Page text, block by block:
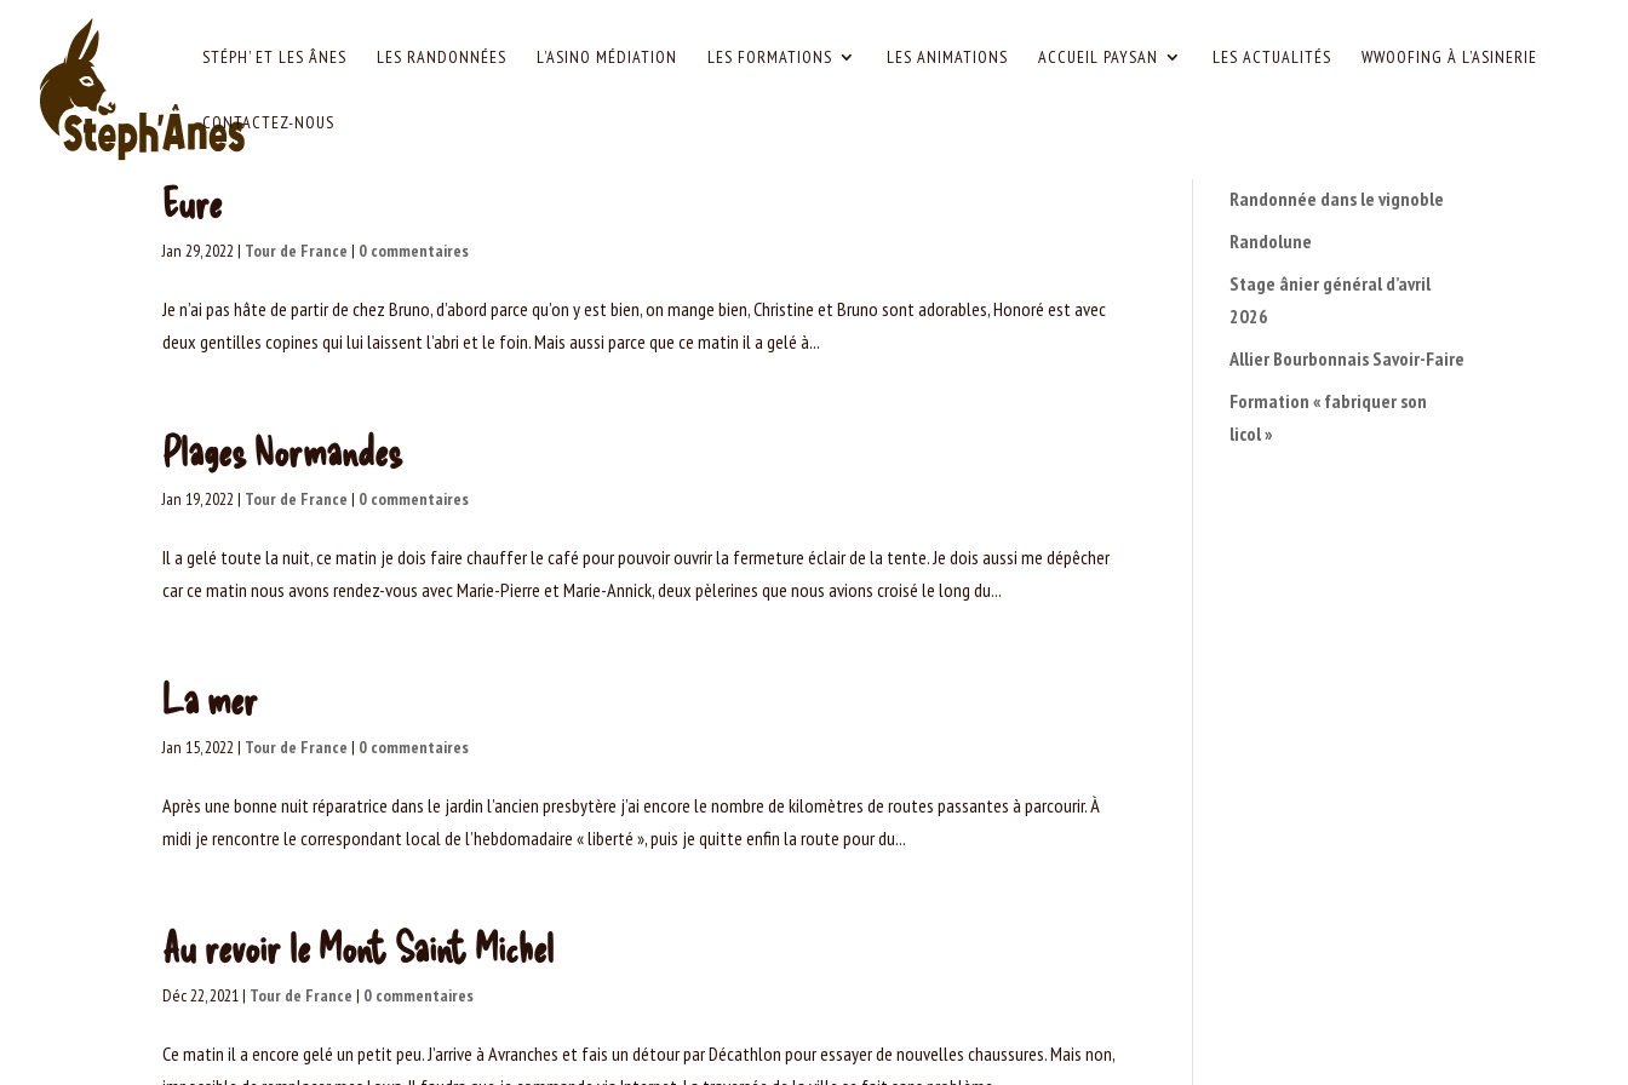
STÉPH’ ET LES ÂNES LES RANDONNÉES L’ASINO MÉDIATION LES FORMATIONS LES ANIMATIONS ACCUEIL PAYSAN LES ACTUALITÉS WWOOFING À L’ASINERIE
CONTACTEZ-NOUS
Eure
Jan 29, 2022 | Tour de France | 0 commentaires
Je n’ai pas hâte de partir de chez Bruno, d’abord parce qu’on y est bien, on mange bien, Christine et Bruno sont adorables, Honoré est avec
deux gentilles copines qui lui laissent l’abri et le foin. Mais aussi parce que ce matin il a gelé à...
Plages Normandes
Jan 19, 2022 | Tour de France | 0 commentaires
Il a gelé toute la nuit, ce matin je dois faire chauffer le café pour pouvoir ouvrir la fermeture éclair de la tente. Je dois aussi me dépêcher
car ce matin nous avons rendez-vous avec Marie-Pierre et Marie-Annick, deux pèlerines que nous avions croisé le long du...
La mer
Jan 15, 2022 | Tour de France | 0 commentaires
Après une bonne nuit réparatrice dans le jardin l’ancien presbytère j’ai encore le nombre de kilomètres de routes passantes à parcourir. À
midi je rencontre le correspondant local de l’hebdomadaire « liberté », puis je quitte enfin la route pour du...
Au revoir le Mont Saint Michel
Déc 22, 2021| Tour de France | 0 commentaires
Ce matin il a encore gelé un petit peu. J’arrive à Avranches et fais un détour par Décathlon pour essayer de nouvelles chaussures. Mais non,
Randonnée dans le vignoble
Randolune
Stage ânier général d’avril
2026
Allier Bourbonnais Savoir-Faire
Formation « fabriquer son
licol »